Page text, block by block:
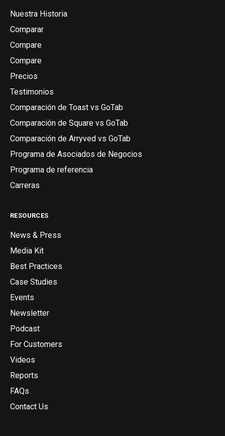
Nuestra Historia
Comparar
Compare
Compare
Precios
Testimonios
Comparación de Toast vs GoTab
Comparación de Square vs GoTab
Comparación de Arryved vs GoTab
Programa de Asociados de Negocios
Programa de referencia
Carreras
RESOURCES
News & Press
Media Kit
Best Practices
Case Studies
Events
Newsletter
Podcast
For Customers
Videos
Reports
FAQs
Contact Us